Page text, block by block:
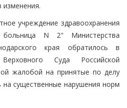
изменения.
учреждение здравоохранения
больница N 2" Министерства
края обратилось в
Суда Российской
жалобой на принятые по делу
на существенные нарушения норм